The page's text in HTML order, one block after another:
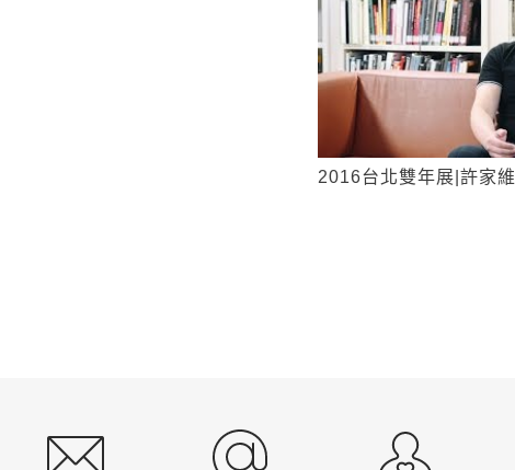
2016台北雙年展|許家維